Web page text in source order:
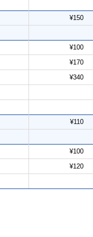
¥150
¥100
¥170
¥340
¥110
¥100
¥120